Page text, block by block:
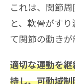
これは、関節
と、軟骨がす
て関節の動きが
適切な運動を
持し、可動域